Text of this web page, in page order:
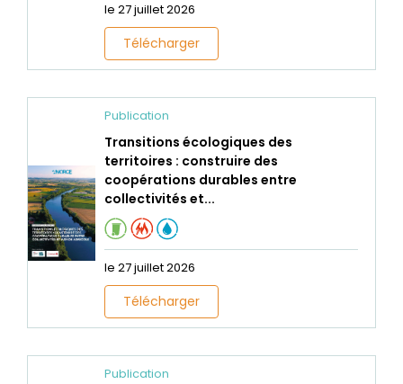
le 27 juillet 2026
Télécharger
Publication
Transitions écologiques des
territoires : construire des
coopérations durables entre
collectivités et...
le 27 juillet 2026
Télécharger
Publication